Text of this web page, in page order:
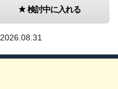
検討中に入れる
2026.08.31